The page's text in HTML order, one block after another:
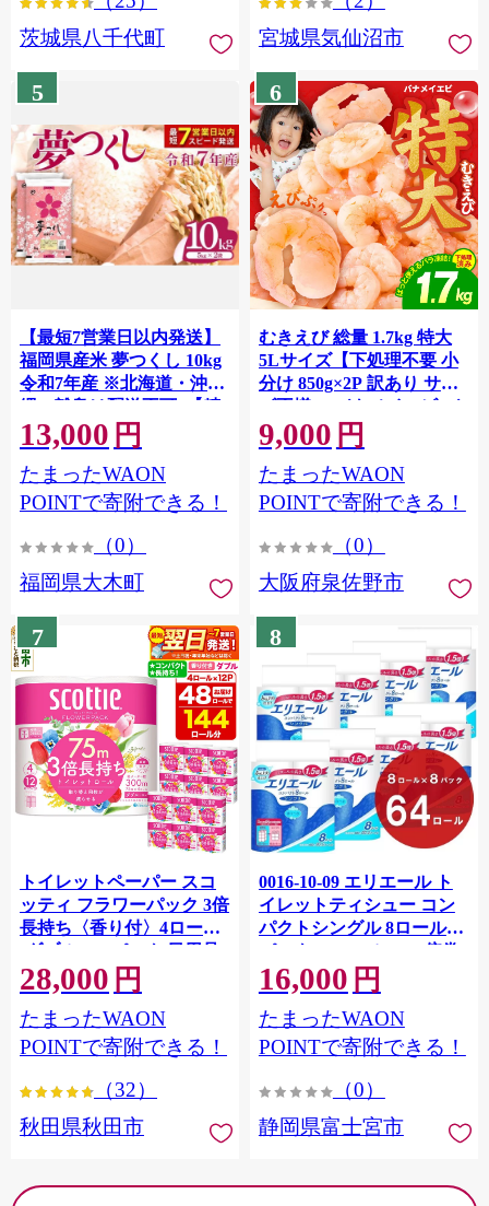
茨城県八千代町
宮城県気仙沼市
5
【最短7営業日以内発送】
福岡県産米 夢つくし 10kg
令和7年産 ※北海道・沖
縄・離島は配送不可 |【精
米 単一米 単一原料米 7年
産 国産 お米 ブランド米
5kg × 2 ゆめつくし】
CY009_01
13,000 円
たまったWAON
POINTで寄附できる！
（0）
福岡県大木町
6
むきえび 総量 1.7kg 特大
5Lサイズ【下処理不要 小
分け 850g×2P 訳あり サイ
ズ不揃い バナメイエビ バ
ラ凍結】 G4142
9,000 円
たまったWAON
POINTで寄附できる！
（0）
大阪府泉佐野市
7
トイレットペーパー スコ
ッティ フラワーパック 3倍
長持ち〈香り付〉4ロール
(ダブル)×12パック 日用品
最短翌日発送 [スコッティ
フラワーパック トイレッ
トペーパー 日本製紙クレ
シア] 秋田県秋田市
28,000 円
たまったWAON
POINTで寄附できる！
（32）
秋田県秋田市
8
0016-10-09 エリエール ト
イレットティシュー コン
パクトシングル 8ロール×8
パック 64ロール 1.5倍巻
82.5m トイレットペーパー
シングル パルプ100％ 香り
つき 日用品 消耗品 備蓄
16,000 円
たまったWAON
POINTで寄附できる！
（0）
静岡県富士宮市